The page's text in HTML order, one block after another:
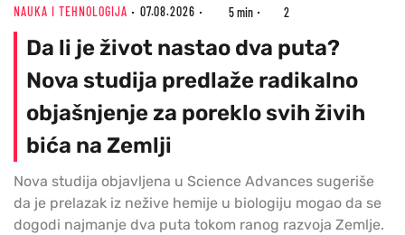
NAUKA I TEHNOLOGIJA 07.08.2026 5 min 2
Da li je život nastao dva puta?
Nova studija predlaže radikalno
objašnjenje za poreklo svih živih
bića na Zemlji
Nova studija objavljena u Science Advances sugeriše
da je prelazak iz nežive hemije u biologiju mogao da se
dogodi najmanje dva puta tokom ranog razvoja Zemlje.